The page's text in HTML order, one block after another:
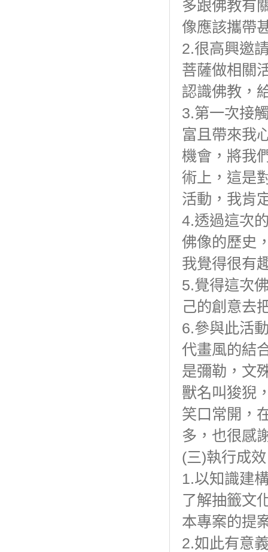
多跟佛教有
像應該攜帶
2.很高興邀
菩薩做相關
認識佛教，
3.第一次接
富且帶來我
機會，將我
術上，這是
活動，我肯
4.透過這次
佛像的歷史
我覺得很有
5.覺得這次
己的創意去
6.參與此活
代畫風的結
是彌勒，文
獸名叫狻猊
笑口常開，
多，也很感
(三)執行成效
1.以知識建
了解抽籤文
本專案的提
2.如此有意